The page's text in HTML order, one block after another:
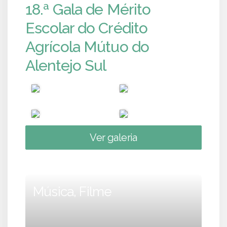
18.ª Gala de Mérito
Escolar do Crédito
Agrícola Mútuo do
Alentejo Sul
Ver galeria
Música, Filme